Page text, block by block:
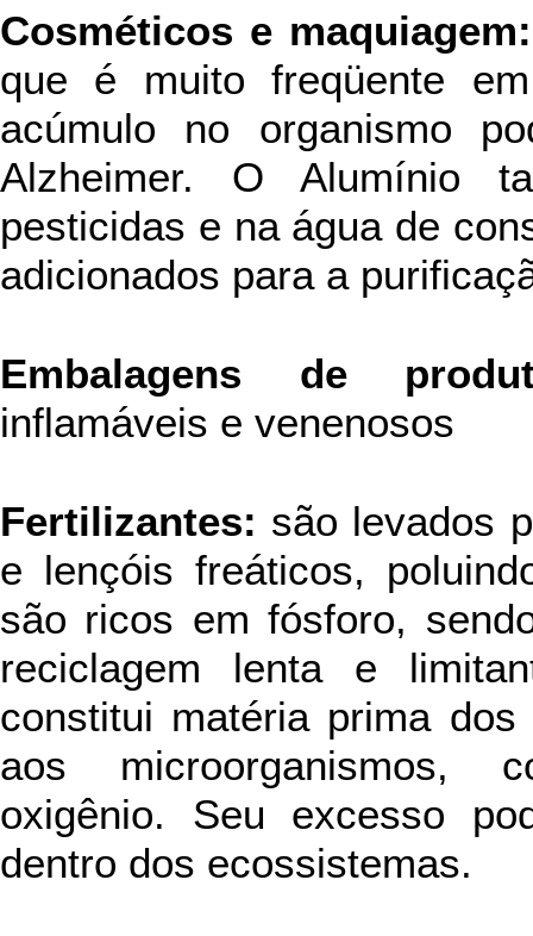
Cosméticos e maquiagem:
que é muito freqüente
acúmulo no organismo
Alzheimer. O Alumínio
pesticidas e na água de
adicionados para a
Embalagens de
inflamáveis e venenosos
Fertilizantes: são levados
e lençóis freáticos,
são ricos em fósforo,
reciclagem lenta e
constitui matéria prima
aos microorganismos,
oxigênio. Seu excesso
dentro dos ecossistemas.